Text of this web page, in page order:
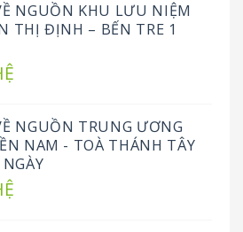
NGUỒN KHU LƯU NIỆM
THỊ ĐỊNH – BẾN TRE 1
NGUỒN TRUNG ƯƠNG
NAM - TOÀ THÁNH TÂY